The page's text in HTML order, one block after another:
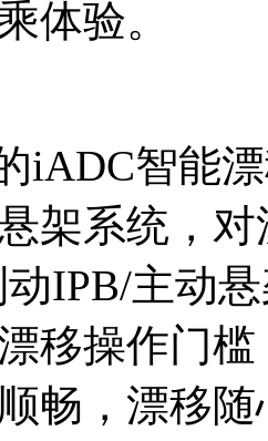
体验。
iADC智能
架系统，
IPB/主动
移操作门
畅，漂移